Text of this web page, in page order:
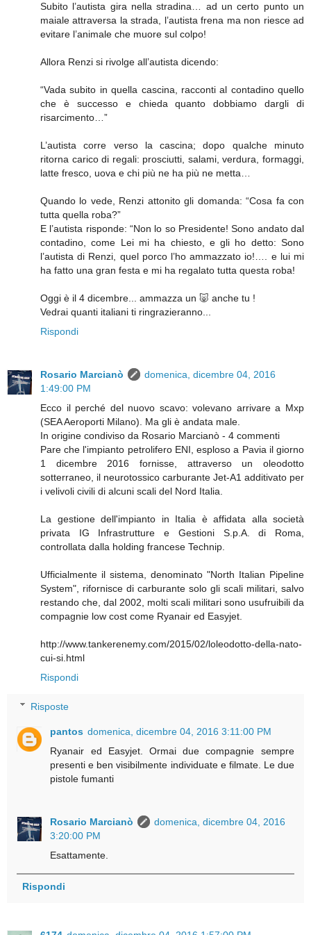
Subito l’autista gira nella stradina… ad un certo punto un
maiale attraversa la strada, l’autista frena ma non riesce ad
evitare l’animale che muore sul colpo!
Allora Renzi si rivolge all’autista dicendo:
“Vada subito in quella cascina, racconti al contadino quello
che è successo e chieda quanto dobbiamo dargli di
risarcimento…”
L’autista corre verso la cascina; dopo qualche minuto
ritorna carico di regali: prosciutti, salami, verdura, formaggi,
latte fresco, uova e chi più ne ha più ne metta…
Quando lo vede, Renzi attonito gli domanda: “Cosa fa con
tutta quella roba?”
E l’autista risponde: “Non lo so Presidente! Sono andato dal
contadino, come Lei mi ha chiesto, e gli ho detto: Sono
l’autista di Renzi, quel porco l’ho ammazzato io!…. e lui mi
ha fatto una gran festa e mi ha regalato tutta questa roba!
Oggi è il 4 dicembre... ammazza un 🐷 anche tu !
Vedrai quanti italiani ti ringrazieranno...
Rispondi
Rosario Marcianò
domenica, dicembre 04, 2016
1:49:00 PM
Ecco il perché del nuovo scavo: volevano arrivare a Mxp
(SEA Aeroporti Milano). Ma gli è andata male.
In origine condiviso da Rosario Marcianò - 4 commenti
Pare che l'impianto petrolifero ENI, esploso a Pavia il giorno
1 dicembre 2016 fornisse, attraverso un oleodotto
sotterraneo, il neurotossico carburante Jet-A1 additivato per
i velivoli civili di alcuni scali del Nord Italia.
La gestione dell'impianto in Italia è affidata alla società
privata IG Infrastrutture e Gestioni S.p.A. di Roma,
controllata dalla holding francese Technip.
Ufficialmente il sistema, denominato "North Italian Pipeline
System", rifornisce di carburante solo gli scali militari, salvo
restando che, dal 2002, molti scali militari sono usufruibili da
compagnie low cost come Ryanair ed Easyjet.
http://www.tankerenemy.com/2015/02/loleodotto-della-nato-
cui-si.html
Rispondi
Risposte
pantos domenica, dicembre 04, 2016 3:11:00 PM
Ryanair ed Easyjet. Ormai due compagnie sempre
presenti e ben visibilmente individuate e filmate. Le due
pistole fumanti
Rosario Marcianò
domenica, dicembre 04, 2016
3:20:00 PM
Esattamente.
Rispondi